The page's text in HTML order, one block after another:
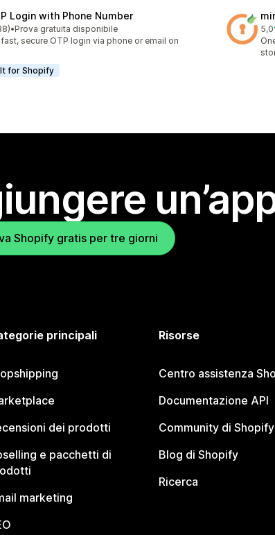
Login with Phone Number
su 5
totali
•Prova gratuita disponibile
fast, secure OTP login via phone or email on
for Shopify
5,0
56
Shopify gratis per tre giorni
principali
dei prodotti
e pacchetti di
marketing
Risorse
Centro assistenza
Documentazione API
Community di Shopify
Blog di Shopify
Ricerca